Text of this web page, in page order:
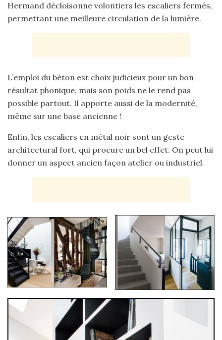
Hermand décloisonne volontiers les escaliers fermés,
permettant une meilleure circulation de la lumière.
L’emploi du béton est choix judicieux pour un bon
résultat phonique, mais son poids ne le rend pas
possible partout. Il apporte aussi de la modernité,
même sur une base ancienne !
Enfin, les escaliers en métal noir sont un geste
architectural fort, qui procure un bel effet. On peut lui
donner un aspect ancien façon atelier ou industriel.